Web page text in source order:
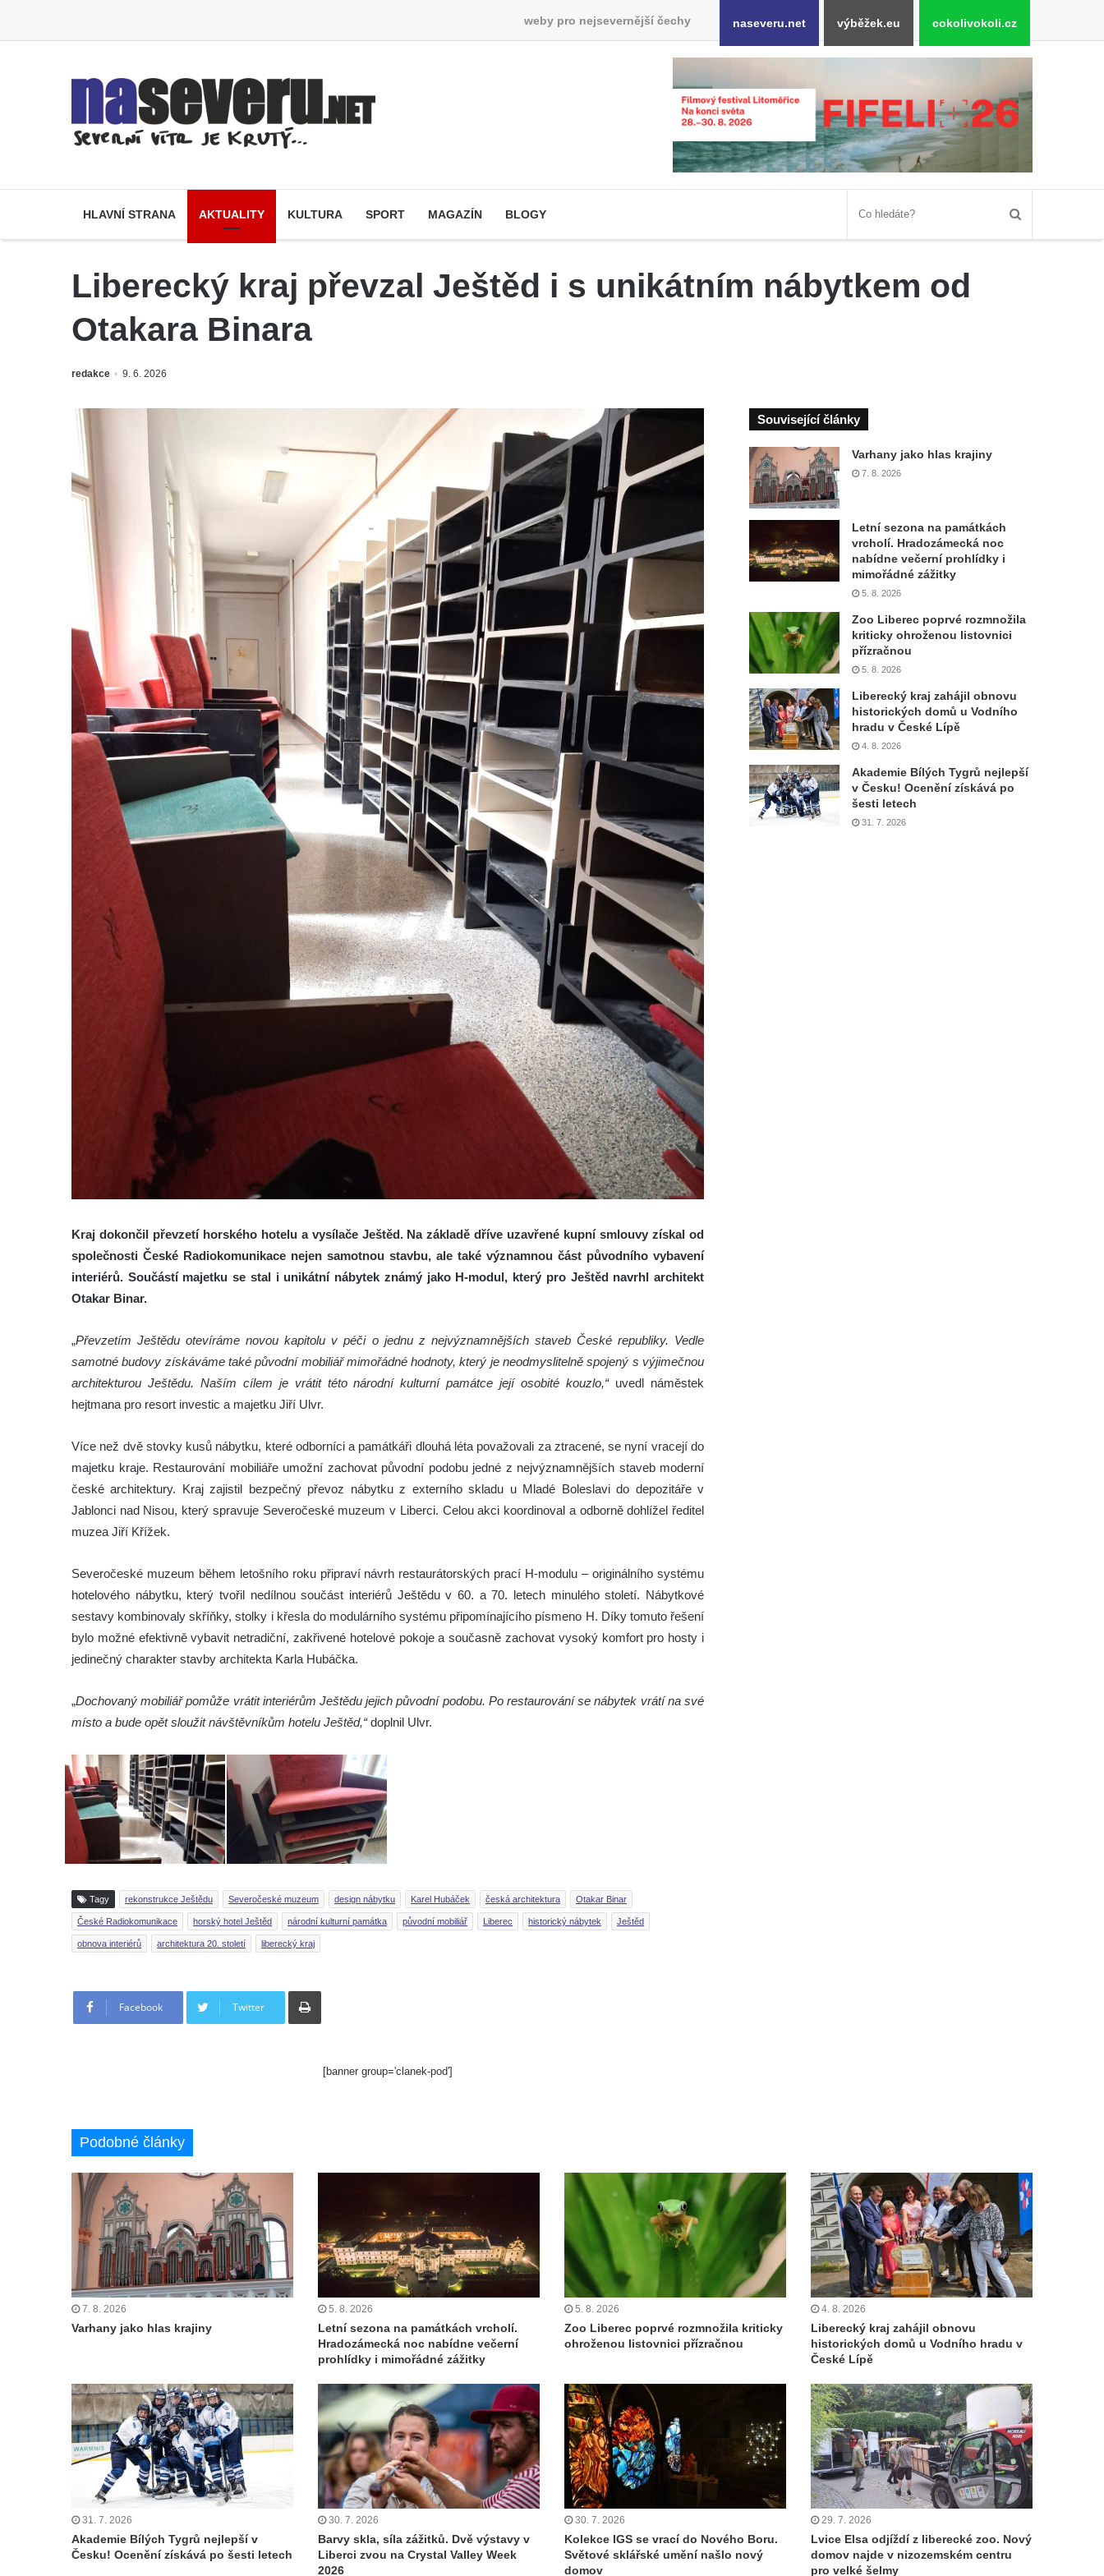
weby pro nejsevernější čechy naseveru.net výběžek.eu cokolivokoli.cz
HLAVNÍ STRANA AKTUALITY KULTURA SPORT MAGAZÍN BLOGY
Liberecký kraj převzal Ještěd i s unikátním nábytkem od
Otakara Binara
redakce 9. 6. 2026
Kraj dokončil převzetí horského hotelu a vysílače Ještěd. Na základě dříve uzavřené kupní smlouvy získal od
společnosti České Radiokomunikace nejen samotnou stavbu, ale také významnou část původního vybavení
interiérů. Součástí majetku se stal i unikátní nábytek známý jako H-modul, který pro Ještěd navrhl architekt
Otakar Binar.
„Převzetím Ještědu otevíráme novou kapitolu v péči o jednu z nejvýznamnějších staveb České republiky. Vedle
samotné budovy získáváme také původní mobiliář mimořádné hodnoty, který je neodmyslitelně spojený s výjimečnou
architekturou Ještědu. Naším cílem je vrátit této národní kulturní památce její osobité kouzlo,“ uvedl náměstek
hejtmana pro resort investic a majetku Jiří Ulvr.
Více než dvě stovky kusů nábytku, které odborníci a památkáři dlouhá léta považovali za ztracené, se nyní vracejí do
majetku kraje. Restaurování mobiliáře umožní zachovat původní podobu jedné z nejvýznamnějších staveb moderní
české architektury. Kraj zajistil bezpečný převoz nábytku z externího skladu u Mladé Boleslavi do depozitáře v
Jablonci nad Nisou, který spravuje Severočeské muzeum v Liberci. Celou akci koordinoval a odborně dohlížel ředitel
muzea Jiří Křížek.
Severočeské muzeum během letošního roku připraví návrh restaurátorských prací H-modulu – originálního systému
hotelového nábytku, který tvořil nedílnou součást interiérů Ještědu v 60. a 70. letech minulého století. Nábytkové
sestavy kombinovaly skříňky, stolky i křesla do modulárního systému připomínajícího písmeno H. Díky tomuto řešení
bylo možné efektivně vybavit netradiční, zakřivené hotelové pokoje a současně zachovat vysoký komfort pro hosty i
jedinečný charakter stavby architekta Karla Hubáčka.
„Dochovaný mobiliář pomůže vrátit interiérům Ještědu jejich původní podobu. Po restaurování se nábytek vrátí na své
místo a bude opět sloužit návštěvníkům hotelu Ještěd,“doplnil Ulvr.
Tagy rekonstrukce Ještědu Severočeské muzeum design nábytku Karel Hubáček česká architektura Otakar Binar
České Radiokomunikace horský hotel Ještěd národní kulturní památka původní mobiliář Liberec historický nábytek Ještěd
obnova interiérů architektura 20. století liberecký kraj
Facebook Twitter
Tisknout
[banner group='clanek-pod']
Související články
Varhany jako hlas krajiny
7. 8. 2026
Letní sezona na památkách
vrcholí. Hradozámecká noc
nabídne večerní prohlídky i
mimořádné zážitky
5. 8. 2026
Zoo Liberec poprvé rozmnožila
kriticky ohroženou listovnici
přízračnou
5. 8. 2026
Liberecký kraj zahájil obnovu
historických domů u Vodního
hradu v České Lípě
4. 8. 2026
Akademie Bílých Tygrů nejlepší
v Česku! Ocenění získává po
šesti letech
31. 7. 2026
Podobné články
7. 8. 2026
Varhany jako hlas krajiny
5. 8. 2026
Letní sezona na památkách vrcholí.
Hradozámecká noc nabídne večerní
prohlídky i mimořádné zážitky
5. 8. 2026
Zoo Liberec poprvé rozmnožila kriticky
ohroženou listovnici přízračnou
4. 8. 2026
Liberecký kraj zahájil obnovu
historických domů u Vodního hradu v
České Lípě
31. 7. 2026
Akademie Bílých Tygrů nejlepší v
Česku! Ocenění získává po šesti letech
30. 7. 2026
Barvy skla, síla zážitků. Dvě výstavy v
Liberci zvou na Crystal Valley Week
2026
30. 7. 2026
Kolekce IGS se vrací do Nového Boru.
Světové sklářské umění našlo nový
domov
29. 7. 2026
Lvice Elsa odjíždí z liberecké zoo. Nový
domov najde v nizozemském centru
pro velké šelmy